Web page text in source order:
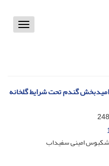
Toggle
گندم تحت شرایط گلخانه
امینی سفیداب